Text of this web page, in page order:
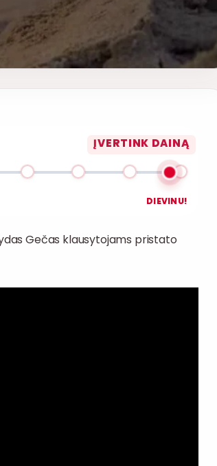
ĮVERTINK DAINĄ
DIEVINU!
Gečas klausytojams pristato